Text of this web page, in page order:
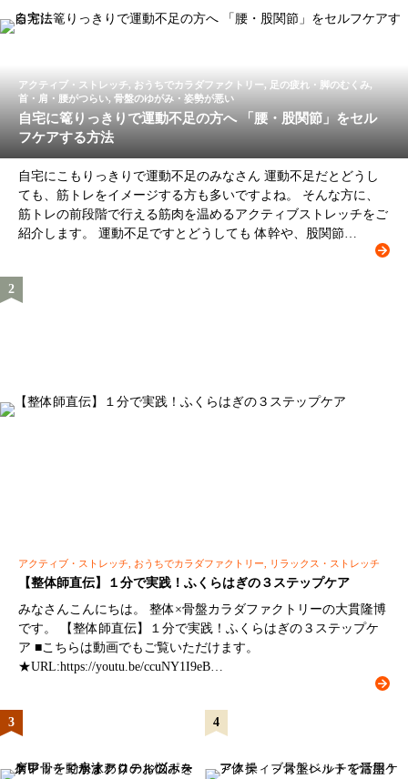
アクティブ・ストレッチ, おうちでカラダファクトリー, 足の疲れ・脚のむくみ,
首・肩・腰がつらい, 骨盤のゆがみ・姿勢が悪い
自宅に篭りっきりで運動不足の方へ 「腰・股関節」をセル
フケアする方法
自宅にこもりっきりで運動不足のみなさん 運動不足だとどうし
ても、筋トレをイメージする方も多いですよね。 そんな方に、
筋トレの前段階で行える筋肉を温めるアクティブストレッチをご
紹介します。 運動不足ですとどうしても 体幹や、股関節…
アクティブ・ストレッチ, おうちでカラダファクトリー, リラックス・ストレッチ
【整体師直伝】１分で実践！ふくらはぎの３ステップケア
みなさんこんにちは。 整体×骨盤カラダファクトリーの大貫隆博
です。 【整体師直伝】１分で実践！ふくらはぎの３ステップケ
ア ■こちらは動画でもご覧いただけます。
★URL:https://youtu.be/ccuNY1I9eB…